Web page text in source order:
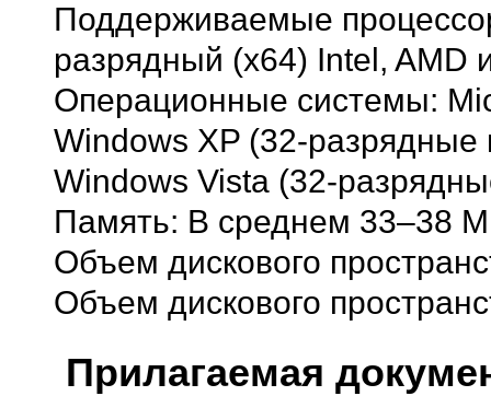
Поддерживаемые
разрядный (x64) Intel, AMD
Операционные системы:
Windows XP (32-
Windows Vista (32-
Память: В среднем 33–38
Объем дискового
Объем дискового
Прилагаемая